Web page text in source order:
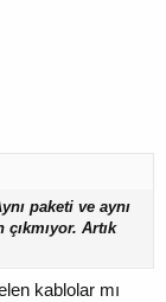
paketi ve aynı
Artık
kablolar mı